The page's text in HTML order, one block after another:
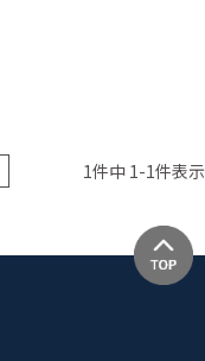
1件中 1-1件表示